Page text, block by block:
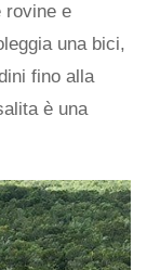
rovine e
una bici,
fino alla
è una